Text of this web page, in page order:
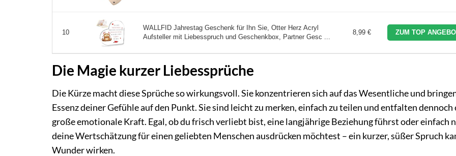
10
WALLFID Jahrestag Geschenk für Ihn Sie, Otter Herz Acryl
Aufsteller mit Liebesspruch und Geschenkbox, Partner Gesc ...
8,99 € ZUM TOP
Die Magie kurzer Liebessprüche
Die Kürze macht diese Sprüche so wirkungsvoll. Sie konzentrieren sich auf das Wesentliche und
Essenz deiner Gefühle auf den Punkt. Sie sind leicht zu merken, einfach zu teilen und entfalten dennoch
große emotionale Kraft. Egal, ob du frisch verliebt bist, eine langjährige Beziehung führst oder einfach
deine Wertschätzung für einen geliebten Menschen ausdrücken möchtest – ein kurzer, süßer Spruch
Wunder wirken.